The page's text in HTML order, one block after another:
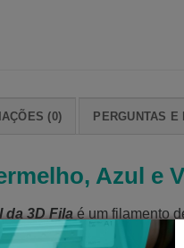
(0) PERGUNTAS E
Azul e
da 3D Filaé um filamento
ao longo da impressão. O